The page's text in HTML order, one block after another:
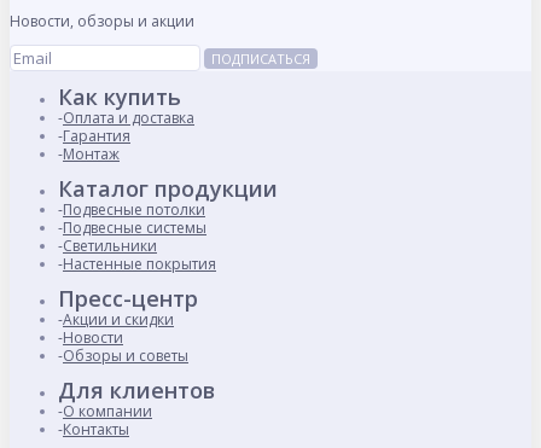
Новости, обзоры и акции
ПОДПИСАТЬСЯ
Как купить
Оплата и доставка
Гарантия
Монтаж
Каталог продукции
Подвесные потолки
Подвесные системы
Светильники
Настенные покрытия
Пресс-центр
Акции и скидки
Новости
Обзоры и советы
Для клиентов
О компании
Контакты